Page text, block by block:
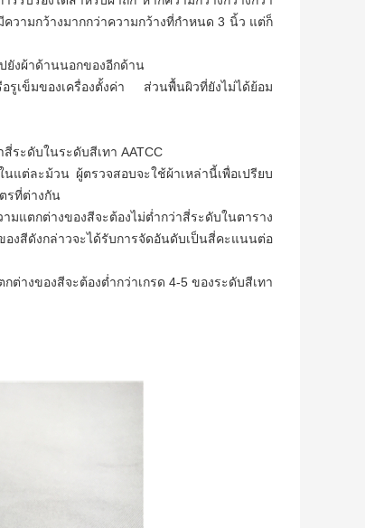
วามกว้างมากกว่าความกว้างที่กำหนด 3 นิ้ว แต่ก็
ยังผ้าด้านนอกของอีกด้าน
อรูเข็มของเครื่องตั้งค่า ส่วนพื้นผิวที่ยังไม่ได้ย้อม
ระดับในระดับสีเทา AATCC
ต่ละม้วน ผู้ตรวจสอบจะใช้ผ้าเหล่านี้เพื่อเปรียบ
รที่ต่างกัน
ตกต่างของสีจะต้องไม่ต่ำกว่าสี่ระดับในตาราง
งสีดังกล่าวจะได้รับการจัดอันดับเป็นสี่คะแนนต่อ
างของสีจะต้องต่ำกว่าเกรด 4-5 ของระดับสีเทา